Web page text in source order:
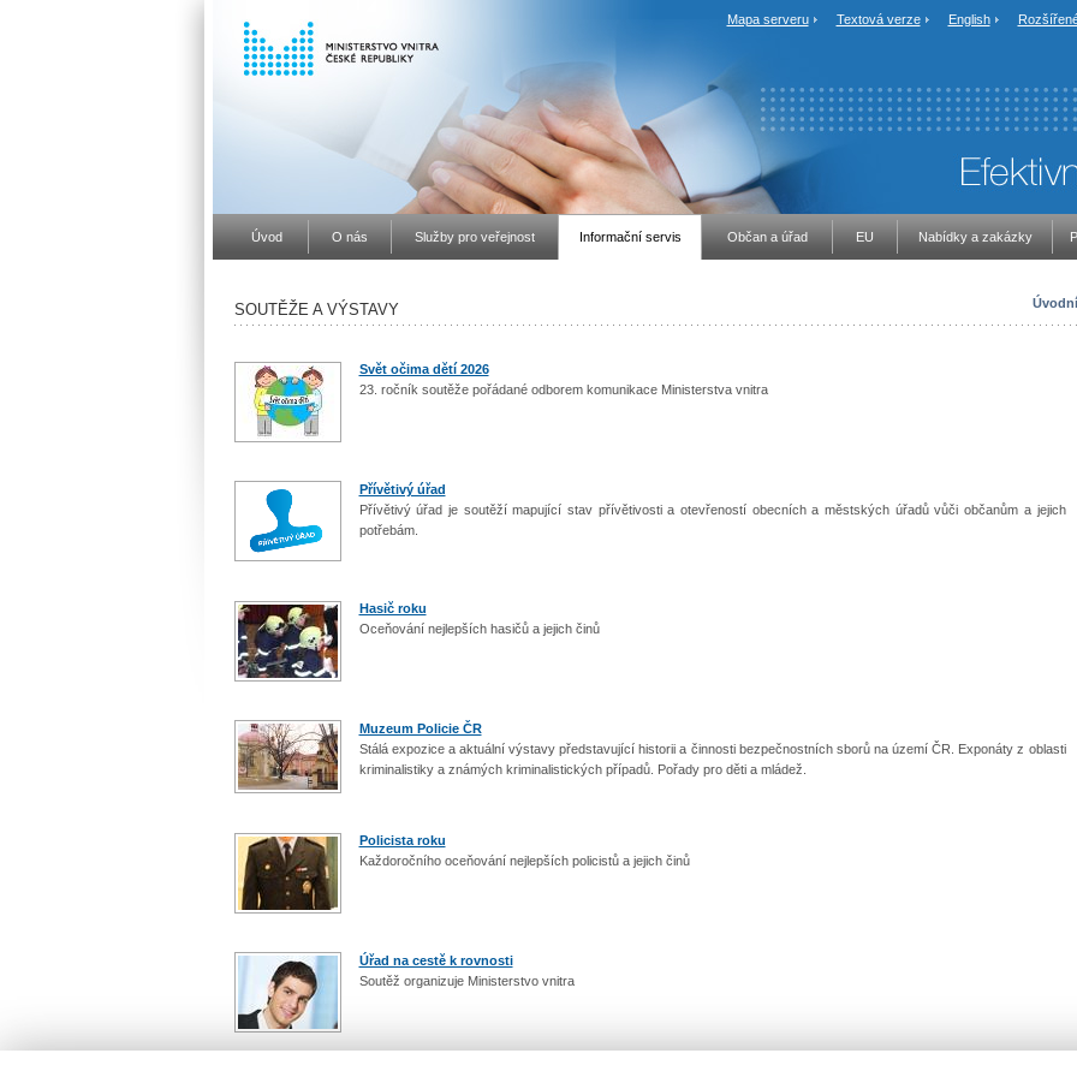
Mapa serveru Textová verze English
Úvod O nás Služby pro veřejnost Informační servis Občan a úřad EU Nabídky a zakázky
SOUTĚŽE A VÝSTAVY
Svět očima dětí 2026
23. ročník soutěže pořádané odborem komunikace Ministerstva vnitra
Přívětivý úřad
Přívětivý úřad je soutěží mapující stav přívětivosti a otevřeností obecních a městských úřadů vůči občanům a jejich
potřebám.
Hasič roku
Oceňování nejlepších hasičů a jejich činů
Muzeum Policie ČR
Stálá expozice a aktuální výstavy představující historii a činnosti bezpečnostních sborů na území ČR. Exponáty z oblasti
kriminalistiky a známých kriminalistických případů. Pořady pro děti a mládež.
Policista roku
Každoročního oceňování nejlepších policistů a jejich činů
Úřad na cestě k rovnosti
Soutěž organizuje Ministerstvo vnitra